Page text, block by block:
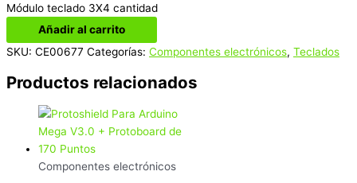
Módulo teclado 3X4 cantidad
Añadir al carrito
SKU: CE00677 Categorías: Componentes electrónicos, Teclados
Productos relacionados
Componentes electrónicos